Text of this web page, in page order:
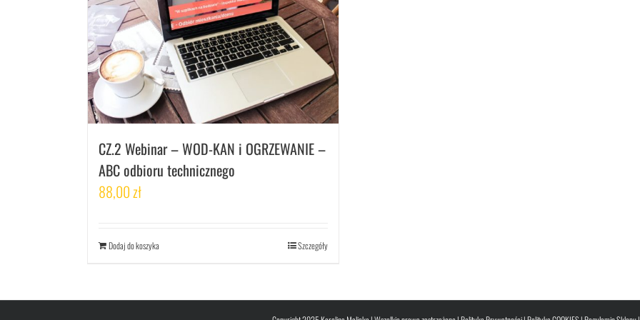
CZ.2 Webinar – WOD-KAN i OGRZEWANIE –
ABC odbioru technicznego
88,00zł
Dodaj do koszyka Szczegóły